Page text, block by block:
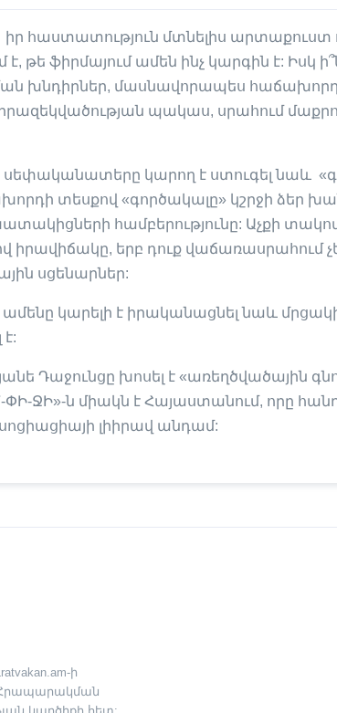
հաստատություն մտնելիս արտաքուստ
թե ֆիրմայում ամեն ինչ կարգին է: Իսկ
խնդիրներ, մասնավորապես
պակաս, սրահում
սեփականատերը կարող է ստուգել նաև
տեսքով «գործակալը» կշրջի ձեր
համբերությունը: Աչքի
իրավիճակը, երբ դուք վաճառասրահում
սցենարներ:
կարելի է իրականացնել նաև
Դաջունցը խոսել է «առեղծվածային
ՋԻ»-ն միակն է Հայաստանում, որը
լիիրավ անդամ:
ի
Հրապարակման